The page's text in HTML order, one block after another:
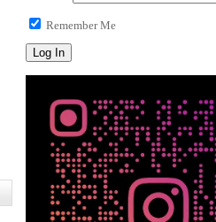
Remember Me